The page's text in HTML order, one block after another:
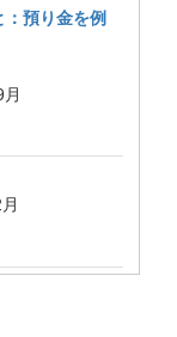
：預り金を例